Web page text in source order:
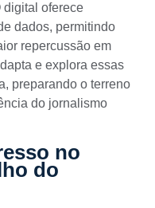
digital oferece
dados, permitindo
repercussão em
e explora essas
preparando o terreno
do jornalismo
no
do